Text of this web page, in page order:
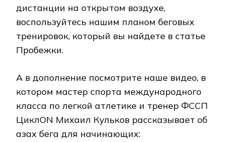
дистанции на открытом воздухе,
воспользуйтесь нашим планом беговых
тренировок, который вы найдете в статье
Пробежки.
А в дополнение посмотрите наше видео, в
котором мастер спорта международного
класса по легкой атлетике и тренер ФССП
ЦиклON Михаил Кульков рассказывает об
азах бега для начинающих: